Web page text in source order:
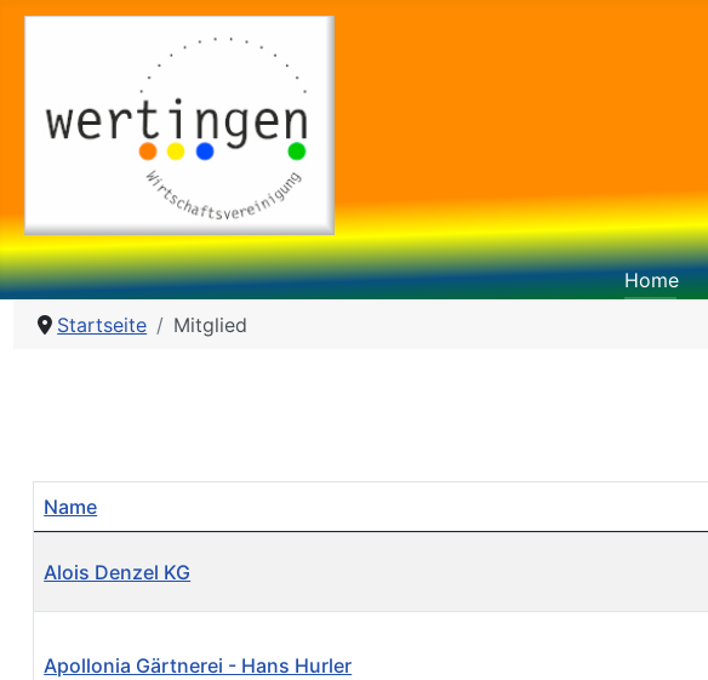
Home
Startseite
Mitglied
Name
Alois Denzel KG
Apollonia Gärtnerei - Hans Hurler